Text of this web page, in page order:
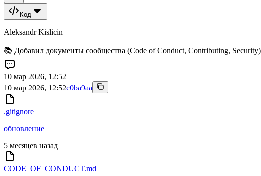
Код
Aleksandr Kislicin
📚 Добавил документы сообщества (Code of Conduct, Contributing, Security)
10 мар 2026, 12:52
10 мар 2026, 12:52e0ba9aa
.gitignore
обновление
5 месяцев назад
CODE_OF_CONDUCT.md